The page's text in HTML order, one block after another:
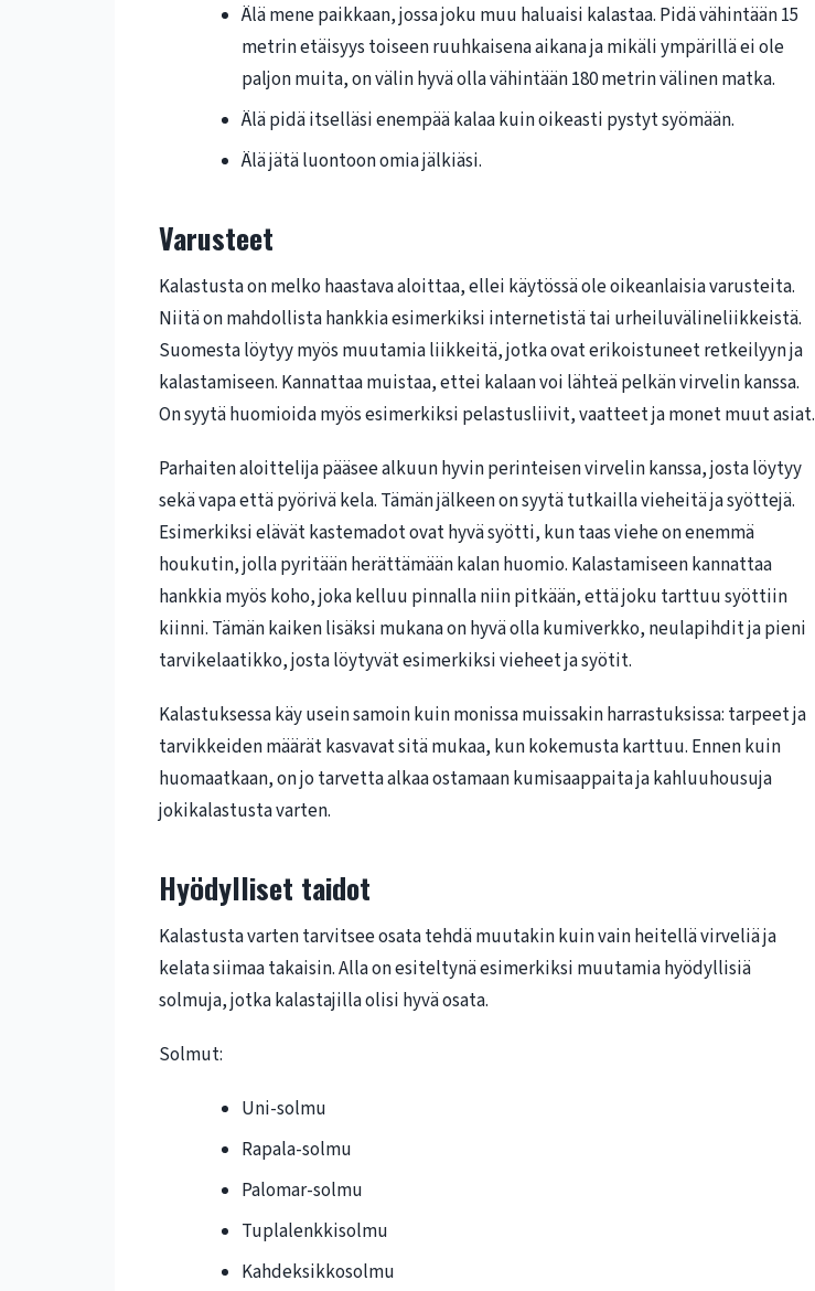
Älä mene paikkaan, jossa joku muu haluaisi kalastaa. Pidä vähintään 15
metrin etäisyys toiseen ruuhkaisena aikana ja mikäli ympärillä ei ole
paljon muita, on välin hyvä olla vähintään 180 metrin välinen matka.
Älä pidä itselläsi enempää kalaa kuin oikeasti pystyt syömään.
Älä jätä luontoon omia jälkiäsi.
Varusteet
Kalastusta on melko haastava aloittaa, ellei käytössä ole oikeanlaisia varusteita.
Niitä on mahdollista hankkia esimerkiksi internetistä tai urheiluvälineliikkeistä.
Suomesta löytyy myös muutamia liikkeitä, jotka ovat erikoistuneet retkeilyyn ja
kalastamiseen. Kannattaa muistaa, ettei kalaan voi lähteä pelkän virvelin kanssa.
On syytä huomioida myös esimerkiksi pelastusliivit, vaatteet ja monet muut asiat.
Parhaiten aloittelija pääsee alkuun hyvin perinteisen virvelin kanssa, josta löytyy
sekä vapa että pyörivä kela. Tämän jälkeen on syytä tutkailla vieheitä ja syöttejä.
Esimerkiksi elävät kastemadot ovat hyvä syötti, kun taas viehe on enemmä
houkutin, jolla pyritään herättämään kalan huomio. Kalastamiseen kannattaa
hankkia myös koho, joka kelluu pinnalla niin pitkään, että joku tarttuu syöttiin
kiinni. Tämän kaiken lisäksi mukana on hyvä olla kumiverkko, neulapihdit ja pieni
tarvikelaatikko, josta löytyvät esimerkiksi vieheet ja syötit.
Kalastuksessa käy usein samoin kuin monissa muissakin harrastuksissa: tarpeet ja
tarvikkeiden määrät kasvavat sitä mukaa, kun kokemusta karttuu. Ennen kuin
huomaatkaan, on jo tarvetta alkaa ostamaan kumisaappaita ja kahluuhousuja
jokikalastusta varten.
Hyödylliset taidot
Kalastusta varten tarvitsee osata tehdä muutakin kuin vain heitellä virveliä ja
kelata siimaa takaisin. Alla on esiteltynä esimerkiksi muutamia hyödyllisiä
solmuja, jotka kalastajilla olisi hyvä osata.
Solmut:
Uni-solmu
Rapala-solmu
Palomar-solmu
Tuplalenkkisolmu
Kahdeksikkosolmu